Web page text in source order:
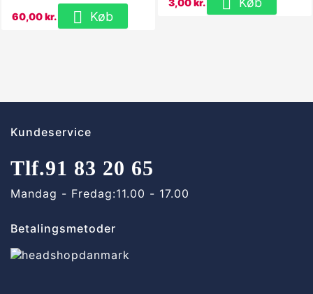
60,00 kr.  Køb

Kundeservice
Tlf.91 83 20 65
Mandag - Fredag:11.00 - 17.00
Betalingsmetoder